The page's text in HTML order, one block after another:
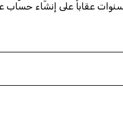
عقاباً على إنشاء حساب